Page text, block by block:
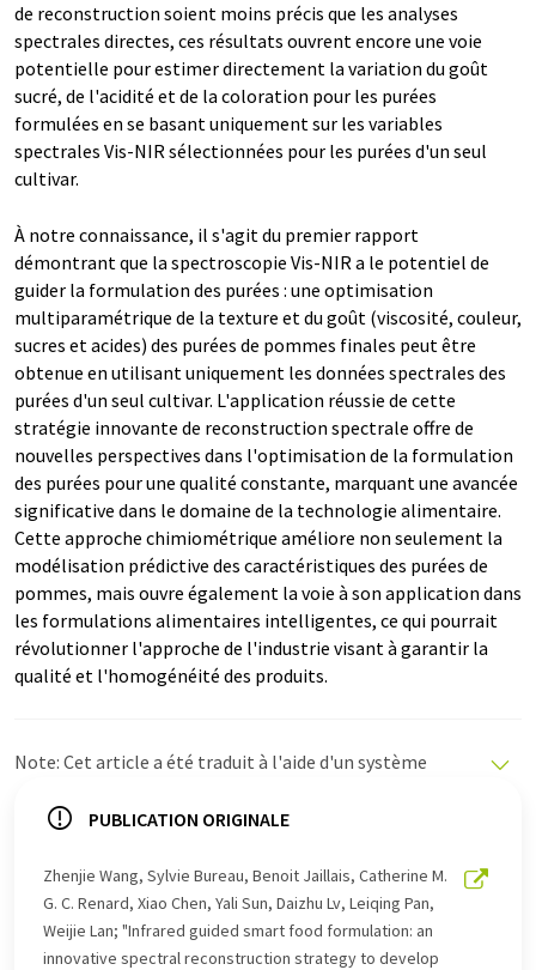
de reconstruction soient moins précis que les analyses
spectrales directes, ces résultats ouvrent encore une voie
potentielle pour estimer directement la variation du goût
sucré, de l'acidité et de la coloration pour les purées
formulées en se basant uniquement sur les variables
spectrales Vis-NIR sélectionnées pour les purées d'un seul
cultivar.
À notre connaissance, il s'agit du premier rapport
démontrant que la spectroscopie Vis-NIR a le potentiel de
guider la formulation des purées : une optimisation
multiparamétrique de la texture et du goût (viscosité, couleur,
sucres et acides) des purées de pommes finales peut être
obtenue en utilisant uniquement les données spectrales des
purées d'un seul cultivar. L'application réussie de cette
stratégie innovante de reconstruction spectrale offre de
nouvelles perspectives dans l'optimisation de la formulation
des purées pour une qualité constante, marquant une avancée
significative dans le domaine de la technologie alimentaire.
Cette approche chimiométrique améliore non seulement la
modélisation prédictive des caractéristiques des purées de
pommes, mais ouvre également la voie à son application dans
les formulations alimentaires intelligentes, ce qui pourrait
révolutionner l'approche de l'industrie visant à garantir la
qualité et l'homogénéité des produits.
Note: Cet article a été traduit à l'aide d'un système
propose ces traductions automatiques pour présenter
été traduit avec traduction automatique, il est possible
qu'il contienne des erreurs de vocabulaire, de syntaxe ou
de grammaire. L'article original dans Anglais peut être
trouvéici.
PUBLICATION ORIGINALE
Zhenjie Wang, Sylvie Bureau, Benoit Jaillais, Catherine M.
G. C. Renard, Xiao Chen, Yali Sun, Daizhu Lv, Leiqing Pan,
Weijie Lan; "Infrared guided smart food formulation: an
innovative spectral reconstruction strategy to develop